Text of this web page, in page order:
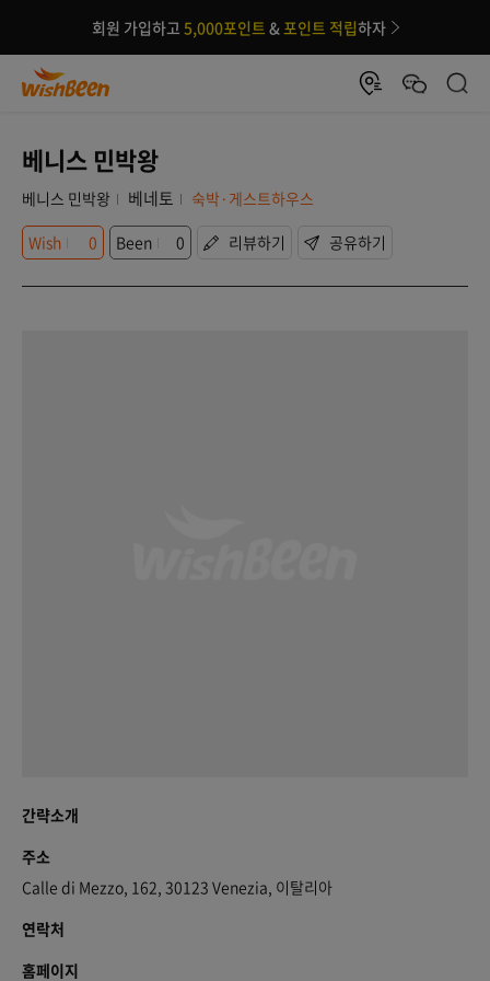
회원 가입하고 5,000포인트 &포인트 적립하자
베니스 민박왕
베니스 민박왕 베네토
숙박·게스트하우스
Wish
0 Been 0 리뷰하기 공유하기
간략소개
주소
Calle di Mezzo, 162, 30123 Venezia, 이탈리아
연락처
홈페이지